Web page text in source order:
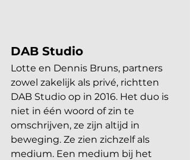
DAB Studio
Lotte en Dennis Bruns, partners
zowel zakelijk als privé, richtten
DAB Studio op in 2016. Het duo is
niet in één woord of zin te
omschrijven, ze zijn altijd in
beweging. Ze zien zichzelf als
medium. Een medium bij het